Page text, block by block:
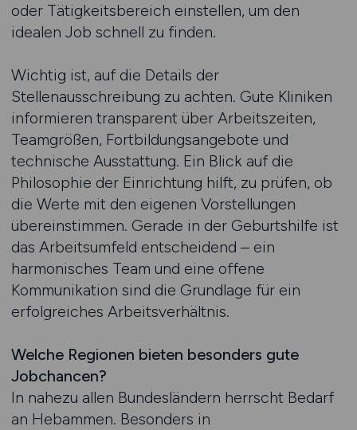
oder Tätigkeitsbereich einstellen, um den
idealen Job schnell zu finden.
Wichtig ist, auf die Details der
Stellenausschreibung zu achten. Gute Kliniken
informieren transparent über Arbeitszeiten,
Teamgrößen, Fortbildungsangebote und
technische Ausstattung. Ein Blick auf die
Philosophie der Einrichtung hilft, zu prüfen, ob
die Werte mit den eigenen Vorstellungen
übereinstimmen. Gerade in der Geburtshilfe ist
das Arbeitsumfeld entscheidend – ein
harmonisches Team und eine offene
Kommunikation sind die Grundlage für ein
erfolgreiches Arbeitsverhältnis.
Welche Regionen bieten besonders gute
Jobchancen?
In nahezu allen Bundesländern herrscht Bedarf
an Hebammen. Besonders in